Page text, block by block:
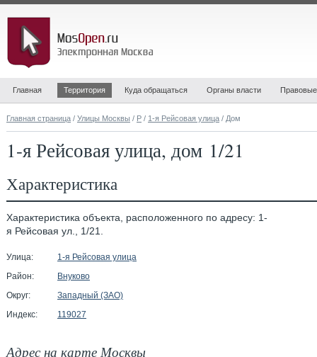
Главная Территория Куда обращаться Органы власти
Главная страница / Улицы Москвы / Р / 1-я Рейсовая улица / Дом
1-я Рейсовая улица, дом 1/21
Характеристика
Характеристика объекта, расположенного по адресу: 1-
я Рейсовая ул., 1/21.
Улица:
1-я Рейсовая улица
Район:
Внуково
Округ:
Западный (ЗАО)
Индекс:
119027
Адрес на карте Москвы